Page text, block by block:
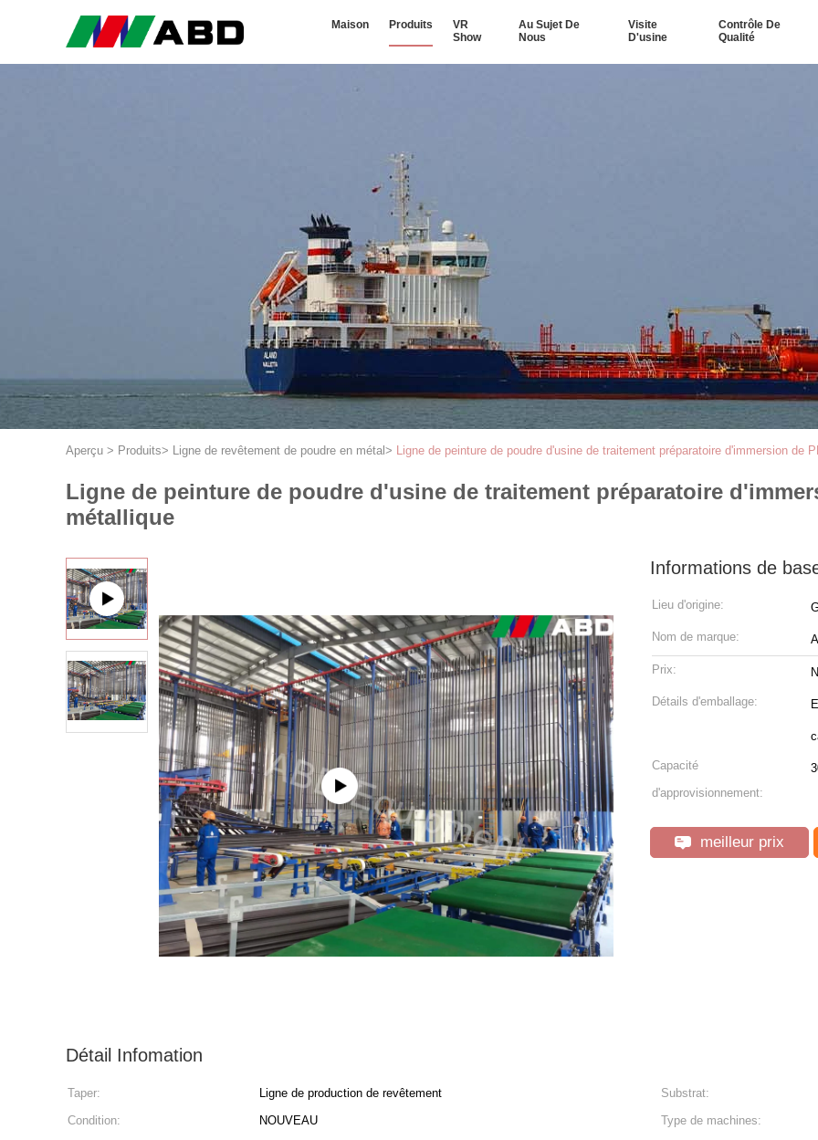
Maison Produits
VR
Show
Au Sujet De
Nous
Visite
D'usine
Contrôle De
Qualité
Aperçu > Produits> Ligne de revêtement de poudre en métal > Ligne de peinture de poudre d'usine de traitement préparatoire d'immersion de
Ligne de peinture de poudre d'usine de traitement préparatoire
métallique
Informations de
Lieu d'origine:
Nom de marque:
Prix:
Détails d'emballage:
Capacité
d'approvisionnement:
meilleur prix
Détail Infomation
Taper: Ligne de production de revêtement Substrat:
Condition:
NOUVEAU Type de machines: